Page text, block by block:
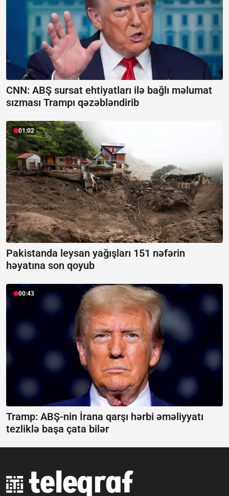
CNN: ABŞ sursat ehtiyatları ilə bağlı məlumat
sızması Trampı qəzəbləndirib
01:02
Pakistanda leysan yağışları 151 nəfərin
həyatına son qoyub
00:43
Tramp: ABŞ-nin İrana qarşı hərbi əməliyyatı
tezliklə başa çata bilər